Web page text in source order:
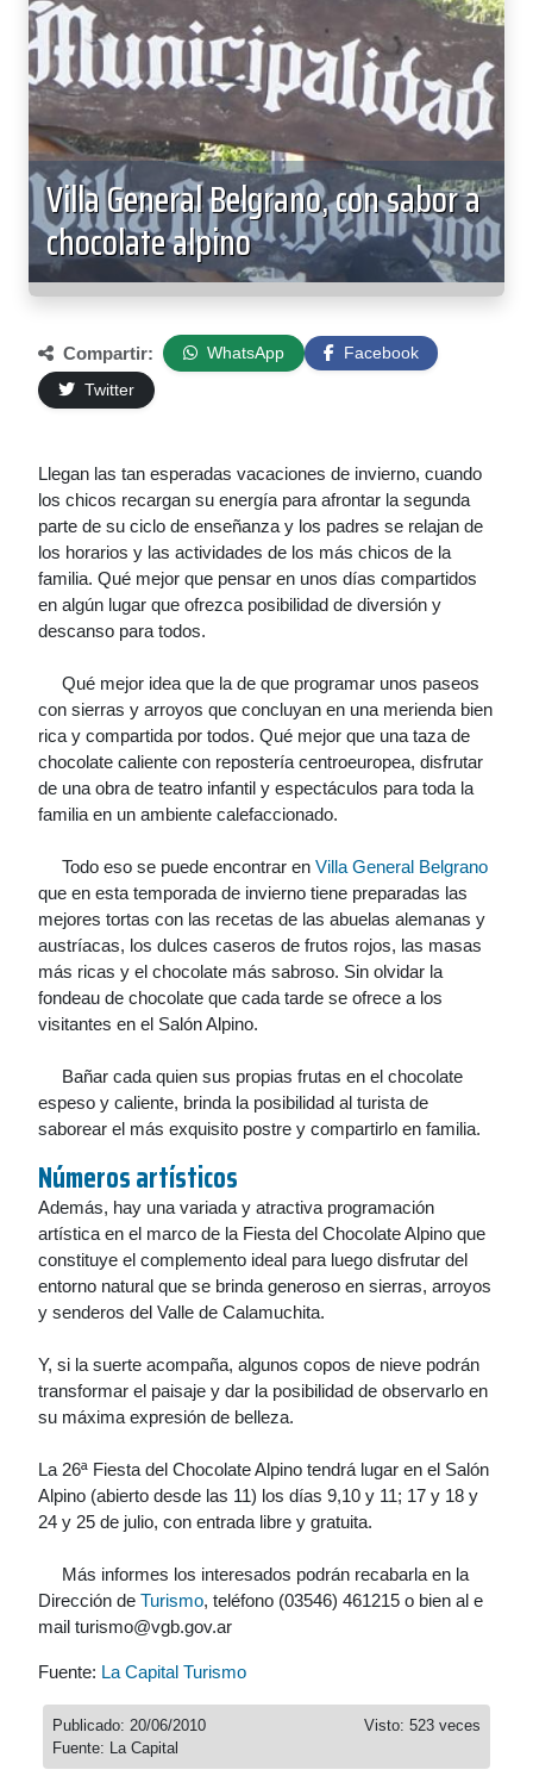
Villa General Belgrano, con sabor a
chocolate alpino
Compartir: WhatsApp
Facebook
Twitter
Llegan las tan esperadas vacaciones de invierno, cuando
los chicos recargan su energía para afrontar la segunda
parte de su ciclo de enseñanza y los padres se relajan de
los horarios y las actividades de los más chicos de la
familia. Qué mejor que pensar en unos días compartidos
en algún lugar que ofrezca posibilidad de diversión y
descanso para todos.
Qué mejor idea que la de que programar unos paseos
con sierras y arroyos que concluyan en una merienda bien
rica y compartida por todos. Qué mejor que una taza de
chocolate caliente con repostería centroeuropea, disfrutar
de una obra de teatro infantil y espectáculos para toda la
familia en un ambiente calefaccionado.
Todo eso se puede encontrar en Villa General Belgrano
que en esta temporada de invierno tiene preparadas las
mejores tortas con las recetas de las abuelas alemanas y
austríacas, los dulces caseros de frutos rojos, las masas
más ricas y el chocolate más sabroso. Sin olvidar la
fondeau de chocolate que cada tarde se ofrece a los
visitantes en el Salón Alpino.
Bañar cada quien sus propias frutas en el chocolate
espeso y caliente, brinda la posibilidad al turista de
saborear el más exquisito postre y compartirlo en familia.
Números artísticos
Además, hay una variada y atractiva programación
artística en el marco de la Fiesta del Chocolate Alpino que
constituye el complemento ideal para luego disfrutar del
entorno natural que se brinda generoso en sierras, arroyos
y senderos del Valle de Calamuchita.
Y, si la suerte acompaña, algunos copos de nieve podrán
transformar el paisaje y dar la posibilidad de observarlo en
su máxima expresión de belleza.
La 26ª Fiesta del Chocolate Alpino tendrá lugar en el Salón
Alpino (abierto desde las 11) los días 9,10 y 11; 17 y 18 y
24 y 25 de julio, con entrada libre y gratuita.
Más informes los interesados podrán recabarla en la
Dirección de Turismo, teléfono (03546) 461215 o bien al e
mail turismo@vgb.gov.ar
Fuente: La Capital Turismo
Visto: 523 veces
Publicado: 20/06/2010
Fuente: La Capital